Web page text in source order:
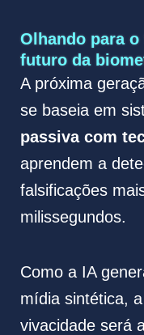
Olhando para
futuro da
A próxima
se baseia em
passiva com
aprendem a
falsificações
milissegundos.
Como a IA
mídia sintética,
vivacidade será